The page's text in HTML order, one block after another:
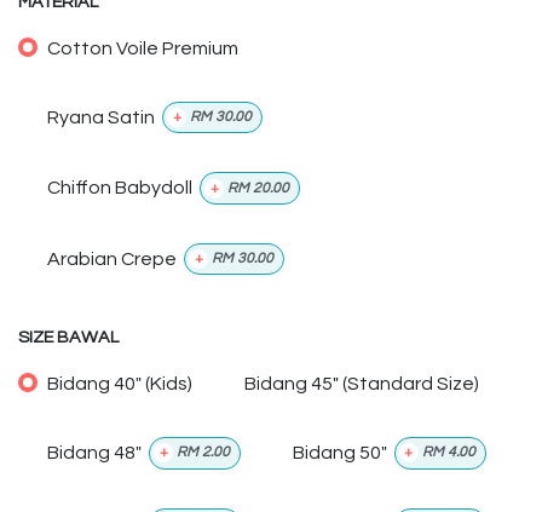
Cotton Voile Premium
Ryana Satin + RM 30.00
Chiffon Babydoll + RM 20.00
Arabian Crepe + RM 30.00
SIZE BAWAL
Bidang 40" (Kids) Bidang 45" (Standard Size)
Bidang 48" + RM2.00 Bidang 50" + RM 4.00